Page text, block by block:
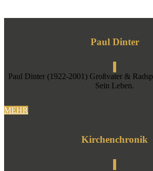
Paul Dinter
Paul Dinter (1922-2001) Großvater &
Sein Leben.
MEHR
Kirchenchronik